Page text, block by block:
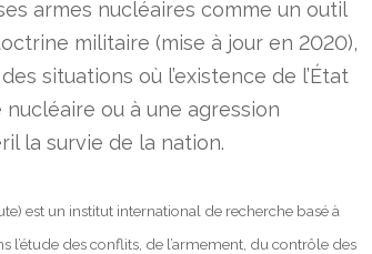
armes nucléaires comme un outil
militaire (mise à jour en 2020),
situations où l’existence de l’État
ou à une agression
la survie de la nation.
est un institut international de recherche basé à
l’étude des conflits, de l’armement, du contrôle des